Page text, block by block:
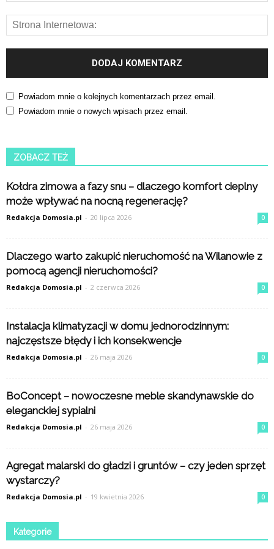
Powiadom mnie o kolejnych komentarzach przez email.
Powiadom mnie o nowych wpisach przez email.
ZOBACZ TEŻ
Kołdra zimowa a fazy snu – dlaczego komfort cieplny
może wpływać na nocną regenerację?
Redakcja Domosia.pl - 20 lipca 2026 0
Dlaczego warto zakupić nieruchomość na Wilanowie z
pomocą agencji nieruchomości?
Redakcja Domosia.pl - 2 czerwca 2026 0
Instalacja klimatyzacji w domu jednorodzinnym:
najczęstsze błędy i ich konsekwencje
Redakcja Domosia.pl - 26 maja 2026 0
BoConcept – nowoczesne meble skandynawskie do
eleganckiej sypialni
Redakcja Domosia.pl - 26 maja 2026 0
Agregat malarski do gładzi i gruntów – czy jeden sprzęt
wystarczy?
Redakcja Domosia.pl - 19 kwietnia 2026 0
Kategorie